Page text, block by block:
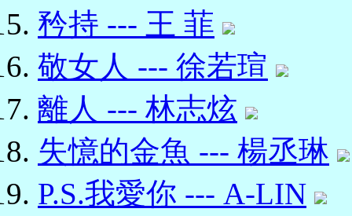
矜持 --- 王 菲
敬女人 --- 徐若瑄
離人 --- 林志炫
失憶的金魚 --- 楊丞琳
P.S.我愛你 --- A-LIN